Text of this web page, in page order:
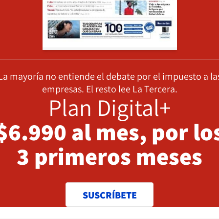
mayoría no entiende el debate por el impuesto a
empresas. El resto lee La Tercera.
Plan Digital+
al mes, por
3 primeros meses
SUSCRÍBETE